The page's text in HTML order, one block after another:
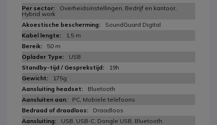
Overheidsinstellingen, Bedrijf en kantoor,
Hybrid work
SoundGuard Digital
1,5 m
50 m
USB
19h
175g
Bluetooth
PC, Mobiele telefoons
Draadloos
USB, USB-C, Dongle USB, Bluetooth